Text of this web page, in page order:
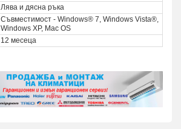
Лява и дясна ръка
Съвместимост - Windows® 7, Windows Vista®,
Windows XP, Mac OS
12 месеца